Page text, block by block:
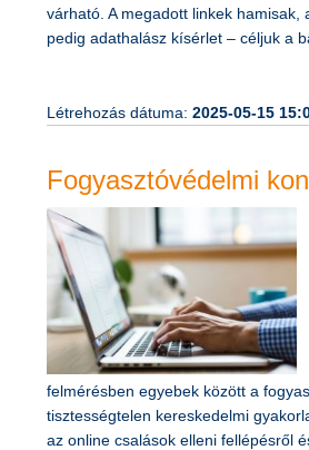
várható. A megadott linkek hamisak,
pedig adathalász kísérlet – céljuk a
Létrehozás dátuma:2025-05-15
Fogyasztóvédelmi
felmérésben egyebek között a
tisztességtelen kereskedelmi
az online csalások elleni fellépésről